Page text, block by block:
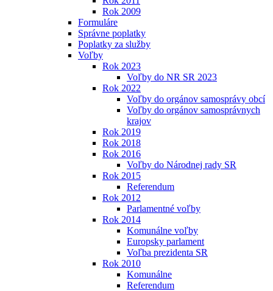
Rok 2009
Formuláre
Správne poplatky
Poplatky za služby
Voľby
Rok 2023
Voľby do NR SR 2023
Rok 2022
Voľby do orgánov samosprávy obcí
Voľby do orgánov samosprávnych
krajov
Rok 2019
Rok 2018
Rok 2016
Voľby do Národnej rady SR
Rok 2015
Referendum
Rok 2012
Parlamentné voľby
Rok 2014
Komunálne voľby
Europsky parlament
Voľba prezidenta SR
Rok 2010
Komunálne
Referendum